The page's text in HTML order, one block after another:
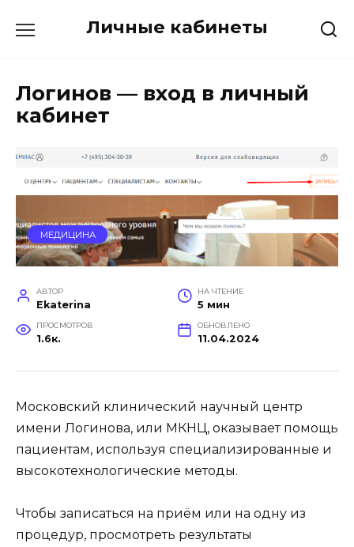
Личные кабинеты
Логинов — вход в личный
кабинет
МЕДИЦИНА
АВТОР
Ekaterina
НА ЧТЕНИЕ
5 мин
ПРОСМОТРОВ
1.6к.
ОБНОВЛЕНО
11.04.2024
Московский клинический научный центр
имени Логинова, или МКНЦ, оказывает помощь
пациентам, используя специализированные и
высокотехнологические методы.
Чтобы записаться на приём или на одну из
процедур, просмотреть результаты